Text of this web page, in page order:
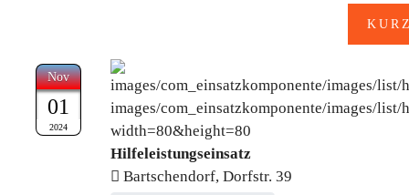
Nov
01
2024
Hilfeleistungseinsatz
Bartschendorf, Dorfstr. 39